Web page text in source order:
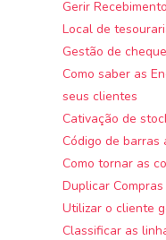
Gerir
Local de
Gestão de
Como saber as
seus clientes
Cativação de
Código de barras
Como tornar as
Duplicar Compras
Utilizar o cliente
Classificar as